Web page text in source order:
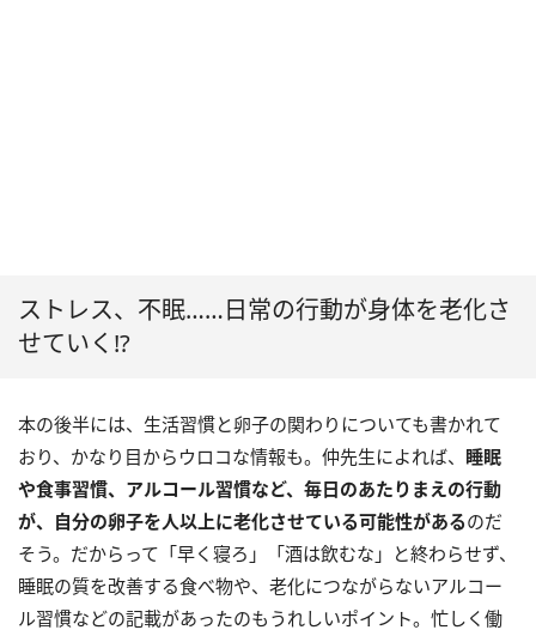
ストレス、不眠……日常の行動が身体を老化さ
せていく!?
本の後半には、生活習慣と卵子の関わりについても書かれて
おり、かなり目からウロコな情報も。仲先生によれば、 睡眠
や食事習慣、アルコール習慣など、毎日のあたりまえの行動
が、自分の卵子を人以上に老化させている可能性があるのだ
そう。だからって「早く寝ろ」「酒は飲むな」と終わらせず、
睡眠の質を改善する食べ物や、老化につながらないアルコー
ル習慣などの記載があったのもうれしいポイント。忙しく働